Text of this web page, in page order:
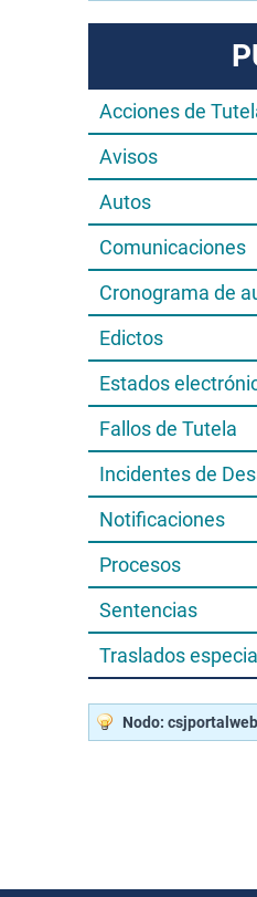
Acciones de
Avisos
Autos
Comunicaciones
Cronograma de
Edictos
Estados
Fallos de Tutela
Incidentes de
Notificaciones
Procesos
Sentencias
Traslados
Nodo: